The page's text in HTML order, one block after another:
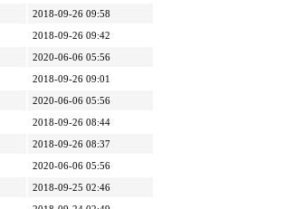
2018-09-26 09:58
2018-09-26 09:42
2020-06-06 05:56
2018-09-26 09:01
2020-06-06 05:56
2018-09-26 08:44
2018-09-26 08:37
2020-06-06 05:56
2018-09-25 02:46